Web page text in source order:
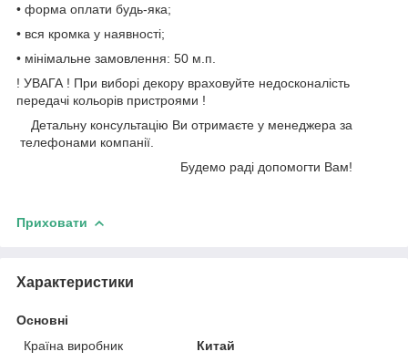
• форма оплати будь-яка;
• вся кромка у наявності;
• мінімальне замовлення: 50 м.п.
! УВАГА ! При виборі декору враховуйте недосконалість
передачі кольорів пристроями !
Детальну консультацію Ви отримаєте у менеджера за
телефонами компанії.
Будемо раді допомогти Вам!
Приховати
Характеристики
Основні
Країна виробник
Китай